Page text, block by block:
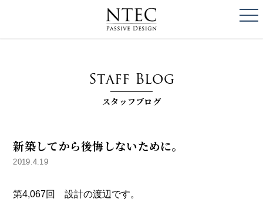
Staff Blog
スタッフブログ
新築してから後悔しないために。
2019.4.19
第4,067回 設計の渡辺です。